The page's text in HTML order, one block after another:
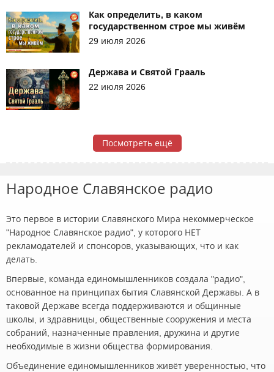
Как определить, в каком
государственном строе мы живём
29 июля 2026
Держава и Святой Грааль
22 июля 2026
Посмотреть ещё
Народное Славянское радио
Это первое в истории Славянского Мира некоммерческое
"Народное Славянское радио", у которого НЕТ
рекламодателей и спонсоров, указывающих, что и как
делать.
Впервые, команда единомышленников создала "радио",
основанное на принципах бытия Славянской Державы. А в
таковой Державе всегда поддерживаются и общинные
школы, и здравницы, общественные сооружения и места
собраний, назначенные правления, дружина и другие
необходимые в жизни общества формирования.
Объединение единомышленников живёт уверенностью, что